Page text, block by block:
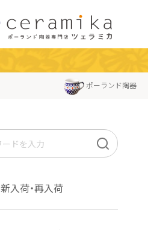
ポーランド陶器
新入荷・再入荷